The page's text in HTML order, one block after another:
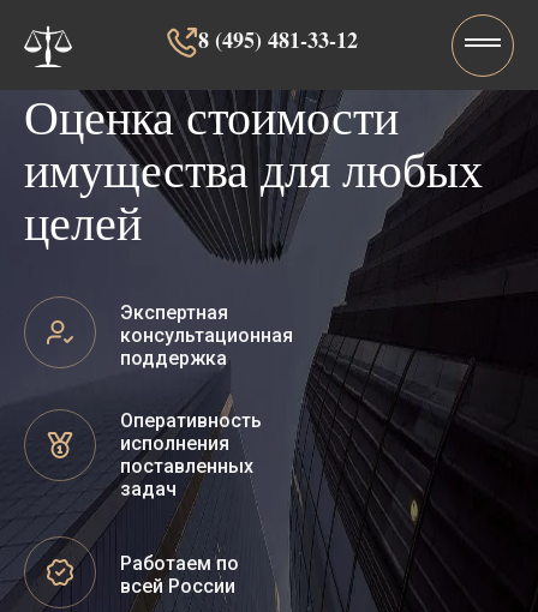
8 (495) 481-33-12‬‬
Оценка стоимости
имущества для любых
целей
Экспертная
консультационная
поддержка
Оперативность
исполнения
поставленных
задач
Работаем по
всей России